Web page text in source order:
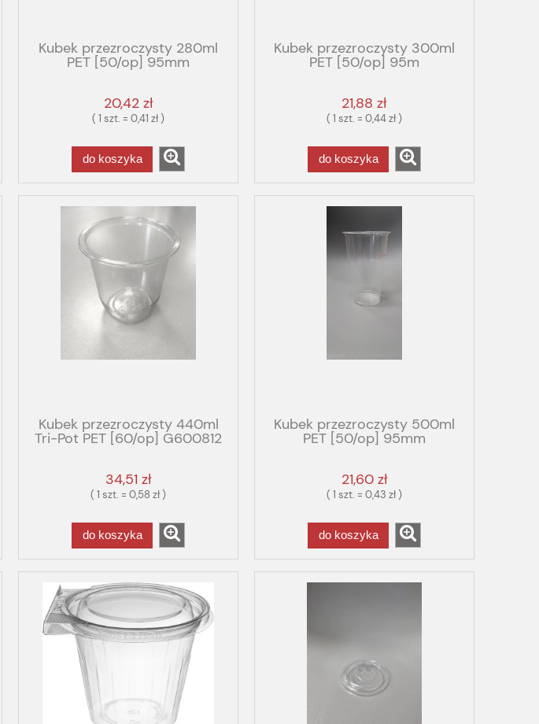
Kubek przezroczysty 280ml
PET [50/op] 95mm
20,42 zł
( 1 szt. = 0,41 zł )
do koszyka
Kubek przezroczysty 300ml
PET [50/op] 95m
21,88 zł
( 1 szt. = 0,44 zł )
do koszyka
Kubek przezroczysty 440ml
Tri-Pot PET [60/op] G600812
34,51 zł
( 1 szt. = 0,58 zł )
do koszyka
Kubek przezroczysty 500ml
PET [50/op] 95mm
21,60 zł
( 1 szt. = 0,43 zł )
do koszyka